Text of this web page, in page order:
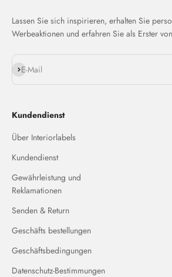
Lassen Sie sich inspirieren, erhalten Sie
Werbeaktionen und erfahren Sie als Erster
E-Mail
Abonnieren
Kundendienst
Über Interiorlabels
Kundendienst
Gewährleistung und
Reklamationen
Senden & Return
Geschäfts bestellungen
Geschäftsbedingungen
Datenschutz-Bestimmungen